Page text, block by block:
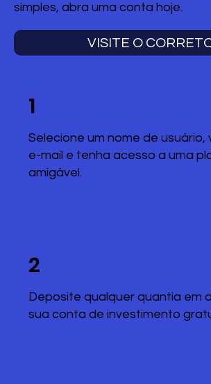
simples, abra uma conta hoje.
VISITE O
1
Selecione um nome de usuário,
e-mail e tenha acesso a uma
amigável.
2
Deposite qualquer quantia em
sua conta de investimento